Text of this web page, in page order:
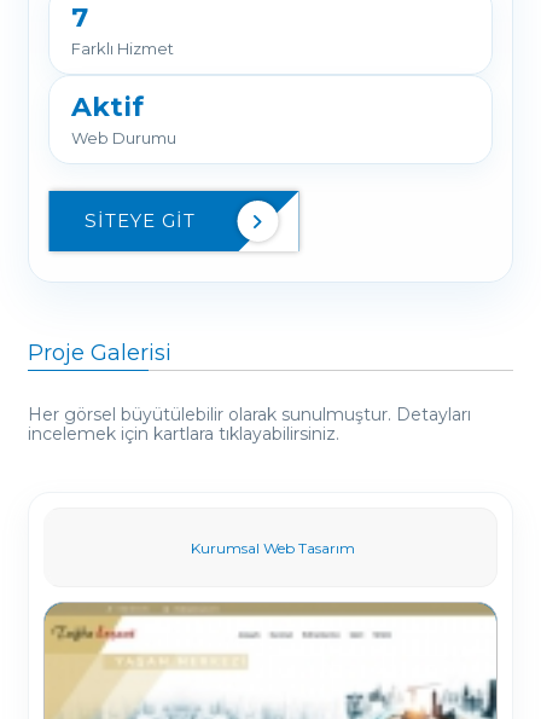
7
Farklı Hizmet
Aktif
Web Durumu
SITEYE GIT
Proje Galerisi
Her görsel büyütülebilir olarak sunulmuştur. Detayları
incelemek için kartlara tıklayabilirsiniz.
Kurumsal Web Tasarım